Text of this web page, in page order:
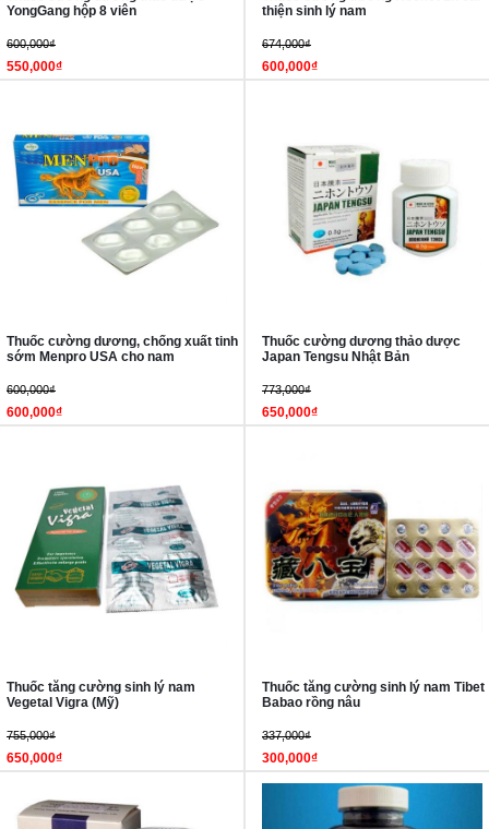
YongGang hộp 8 viên
600,000₫
550,000₫
thiện sinh lý nam
674,000₫
600,000₫
Thuốc cường dương, chống xuất tinh
sớm Menpro USA cho nam
600,000₫
600,000₫
Thuốc cường dương thảo dược
Japan Tengsu Nhật Bản
773,000₫
650,000₫
Thuốc tăng cường sinh lý nam
Vegetal Vigra (Mỹ)
755,000₫
650,000₫
Thuốc tăng cường sinh lý nam Tibet
Babao rồng nâu
337,000₫
300,000₫